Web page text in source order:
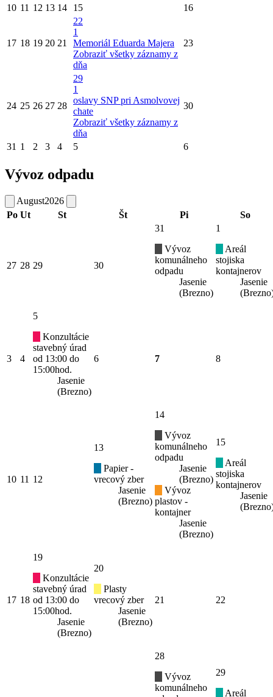
10 11 12 13 14 15 16
17 18 19 20 21
22
1
Memoriál Eduarda Majera
Zobraziť všetky záznamy z
dňa
23
24 25 26 27 28
29
1
oslavy SNP pri Asmolvovej
chate
Zobraziť všetky záznamy z
dňa
30
31 1 2 3 4 5 6
Vývoz odpadu
August2026
Po Ut St Št Pi So
27 28 29 30
31
Vývoz
komunálneho
odpadu
Jasenie
(Brezno)
1
Areál
stojiska
kontajnerov
Jasenie
3 4
5
Konzultácie
stavebný úrad
od 13:00 do
15:00hod.
Jasenie
(Brezno)
6 7 8
10 11 12
13
Papier -
vrecový zber
Jasenie
(Brezno)
14
Vývoz
komunálneho
odpadu
Jasenie
(Brezno)
Vývoz
plastov -
kontajner
Jasenie
(Brezno)
15
Areál
stojiska
kontajnerov
Jasenie
17 18
19
Konzultácie
stavebný úrad
od 13:00 do
15:00hod.
Jasenie
(Brezno)
20
Plasty
vrecový zber
Jasenie
(Brezno)
21 22
28
Vývoz
komunálneho
29
Areál